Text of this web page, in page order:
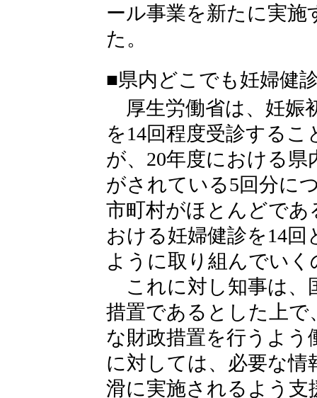
ール事業を新たに実
た。
■県内どこでも妊婦健
厚生労働省は、妊娠
を14回程度受診する
が、20年度における県
がされている5回分に
市町村がほとんどであ
おける妊婦健診を14
ように取り組んでい
これに対し知事は、
措置であるとした上で
な財政措置を行うよ
に対しては、必要な情
滑に実施されるよう